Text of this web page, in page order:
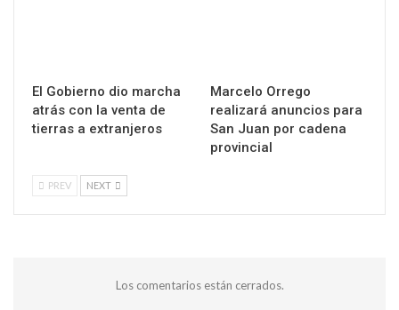
El Gobierno dio marcha
atrás con la venta de
tierras a extranjeros
Marcelo Orrego
realizará anuncios para
San Juan por cadena
provincial
PREV NEXT
Los comentarios están cerrados.